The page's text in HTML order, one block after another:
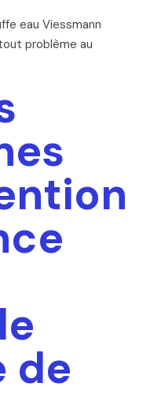
eau Viessmann
problème au
de